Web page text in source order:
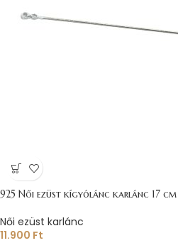
925 Női ezüst kígyólánc karlánc 17 cm
Női ezüst karlánc
11.900 Ft